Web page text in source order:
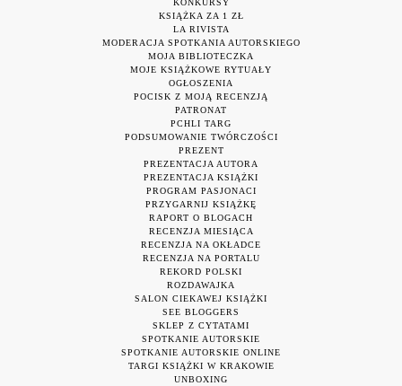
KONKURSY
KSIĄŻKA ZA 1 ZŁ
LA RIVISTA
MODERACJA SPOTKANIA AUTORSKIEGO
MOJA BIBLIOTECZKA
MOJE KSIĄŻKOWE RYTUAŁY
OGŁOSZENIA
POCISK Z MOJĄ RECENZJĄ
PATRONAT
PCHLI TARG
PODSUMOWANIE TWÓRCZOŚCI
PREZENT
PREZENTACJA AUTORA
PREZENTACJA KSIĄŻKI
PROGRAM PASJONACI
PRZYGARNIJ KSIĄŻKĘ
RAPORT O BLOGACH
RECENZJA MIESIĄCA
RECENZJA NA OKŁADCE
RECENZJA NA PORTALU
REKORD POLSKI
ROZDAWAJKA
SALON CIEKAWEJ KSIĄŻKI
SEE BLOGGERS
SKLEP Z CYTATAMI
SPOTKANIE AUTORSKIE
SPOTKANIE AUTORSKIE ONLINE
TARGI KSIĄŻKI W KRAKOWIE
UNBOXING